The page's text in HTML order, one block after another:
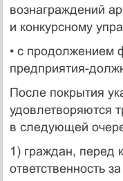
вознаграждений
и конкурсному
• с продолжением
предприятия-
После покрытия
удовлетворяются
в следующей
1) граждан, перед
ответственность